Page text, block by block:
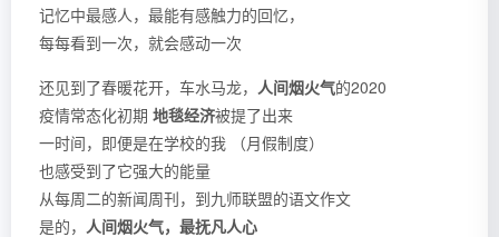
记忆中最感人，最能有感触力的回忆，
每每看到一次，就会感动一次
还见到了春暖花开，车水马龙， 人间烟火气的2020
疫情常态化初期 地毯经济被提了出来
一时间，即便是在学校的我 （月假制度）
也感受到了它强大的能量
从每周二的新闻周刊，到九师联盟的语文作文
是的， 人间烟火气，最抚凡人心